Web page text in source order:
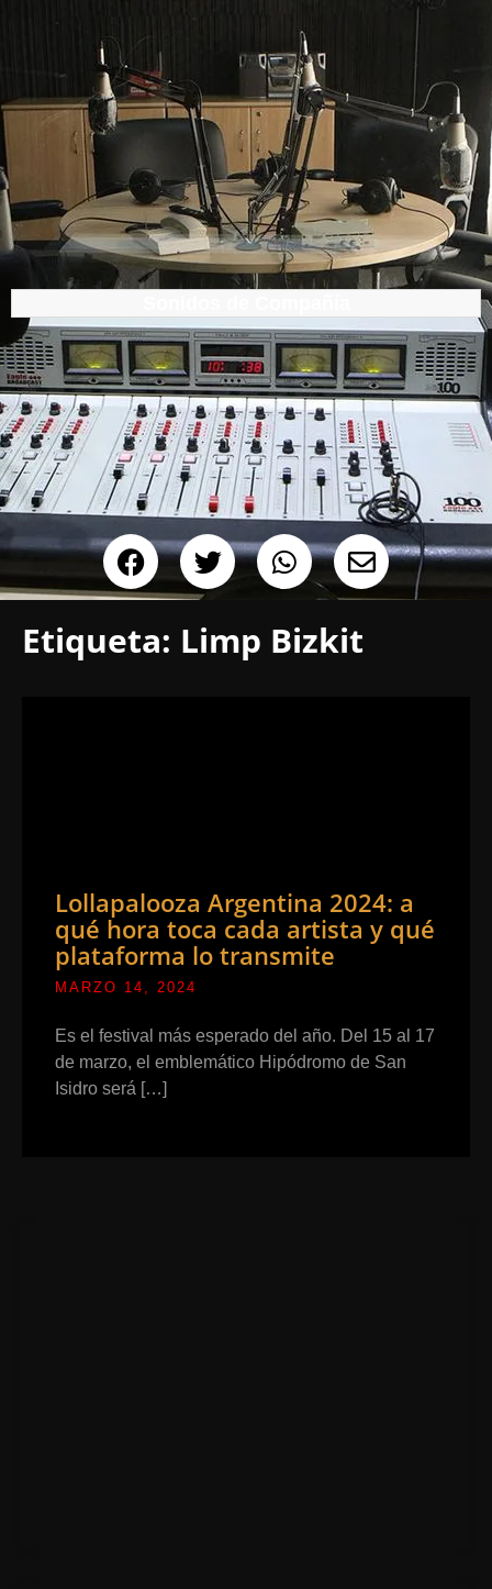
Etiqueta: Limp Bizkit
Lollapalooza Argentina 2024: a
qué hora toca cada artista y qué
plataforma lo transmite
MARZO 14, 2024
Es el festival más esperado del año. Del 15 al 17
de marzo, el emblemático Hipódromo de San
Isidro será […]